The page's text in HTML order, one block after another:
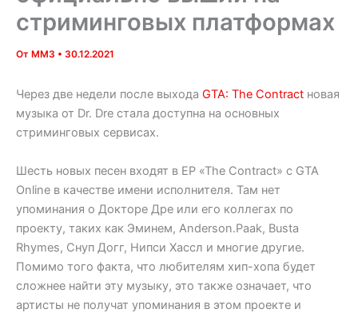
стриминговых платформах
От MM3 • 30.12.2021
Через две недели после выхода GTA: The Contract новая
музыка от Dr. Dre стала доступна на основных
стриминговых сервисах.
Шесть новых песен входят в EP «The Contract» с GTA
Online в качестве имени исполнителя. Там нет
упоминания о Докторе Дре или его коллегах по
проекту, таких как Эминем, Anderson.Paak, Busta
Rhymes, Снуп Догг, Нипси Хассл и многие другие.
Помимо того факта, что любителям хип-хопа будет
сложнее найти эту музыку, это также означает, что
артисты не получат упоминания в этом проекте и